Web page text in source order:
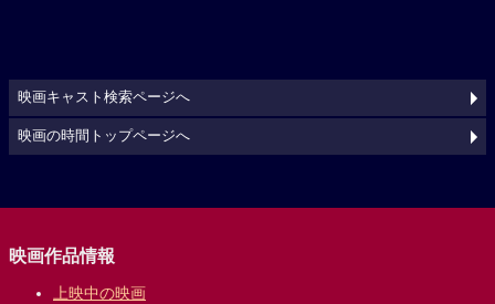
映画キャスト検索ページへ
映画の時間トップページへ
映画作品情報
上映中の映画